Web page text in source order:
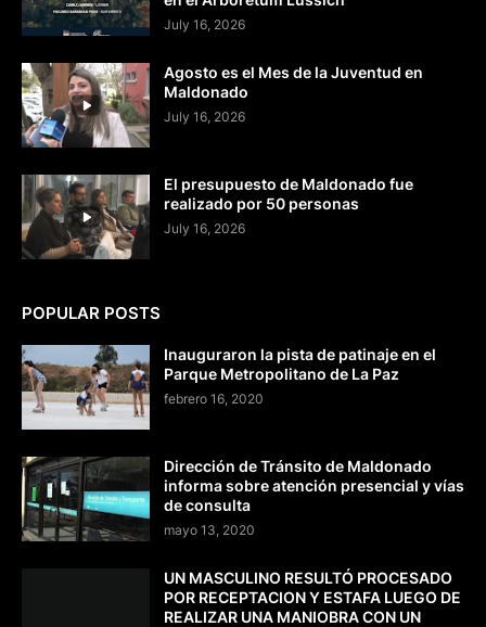
July 16, 2026
Agosto es el Mes de la Juventud en
Maldonado
July 16, 2026
El presupuesto de Maldonado fue
realizado por 50 personas
July 16, 2026
POPULAR POSTS
Inauguraron la pista de patinaje en el
Parque Metropolitano de La Paz
febrero 16, 2020
Dirección de Tránsito de Maldonado
informa sobre atención presencial y vías
de consulta
mayo 13, 2020
UN MASCULINO RESULTÓ PROCESADO
POR RECEPTACION Y ESTAFA LUEGO DE
REALIZAR UNA MANIOBRA CON UN